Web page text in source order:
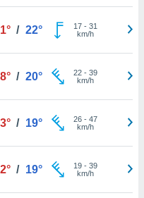
/ 22° 17- 31
km/h
/ 20° 22- 39
km/h
/ 19° 26- 47
km/h
/ 19° 19- 39
km/h